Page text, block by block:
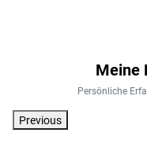
Meine
Persönliche
Previous